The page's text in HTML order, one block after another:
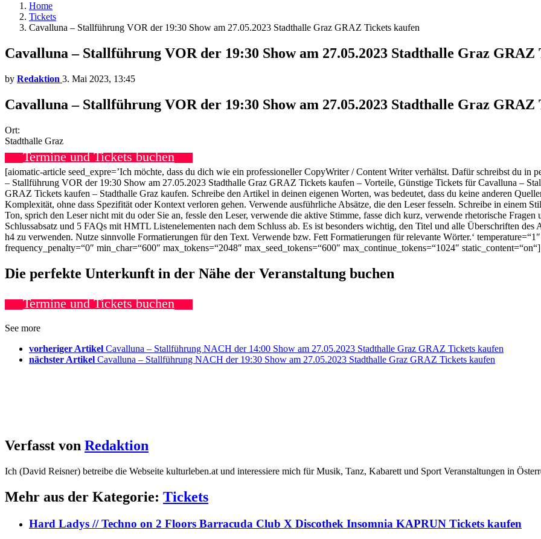
Home
Tickets
Cavalluna – Stallführung VOR der 19:30 Show am 27.05.2023 Stadthalle Graz GRAZ Tickets kaufen
Cavalluna – Stallführung VOR der 19:30 Show am 27.05.2023 Stadthalle Graz GRAZ
by Redaktion 3. Mai 2023, 13:45
Cavalluna – Stallführung VOR der 19:30 Show am 27.05.2023 Stadthalle Graz
Ort:
Stadthalle Graz
Termine und Tickets buchen
[aiomatic-article seed_expre=’Ich möchte, dass du dich wie ein professioneller CopyWriter / Content Writer verhältst. Dafür schreibst du in
– Stallführung VOR der 19:30 Show am 27.05.2023 Stadthalle Graz GRAZ Tickets kaufen – Vorteile, Günstige Tickets für Cavalluna –
GRAZ Tickets kaufen – Stadthalle Graz kaufen. Schreibe den Artikel in deinen eigenen Worten, was bedeutet, dass du keine anderen
Komplexität, ohne dass Spezifität oder Kontext verloren gehen. Verwende ausführliche Absätze, die den Leser fesseln. Schreibe in einem
Ton, sprich den Leser nicht mit du oder Sie an, fessle den Leser, verwende die aktive Stimme, fasse dich kurz, verwende rhetorische
Schlussabsatz und 5 FAQs mit HMTL Listenelementen nach dem Schluss ab. Es ist besonders wichtig, den Titel und alle Überschriften
h4 zu verwenden. Nutze sinnvolle Formatierungen für den Text. Verwende bzw. Fett Formatierungen für relevante Wörter.‘
frequency_penalty=“0″ min_char=“600″ max_tokens=“2048″ max_seed_tokens=“600″ max_continue_tokens=“1024″ static_content=“on“]
Die perfekte Unterkunft in der Nähe der Veranstaltung buchen
Termine und Tickets buchen
See more
vorheriger Artikel Cavalluna – Stallführung NACH der 14:00 Show am 27.05.2023 Stadthalle Graz GRAZ Tickets kaufen
nächster Artikel Cavalluna – Stallführung NACH der 19:30 Show am 27.05.2023 Stadthalle Graz GRAZ Tickets kaufen
Verfasst von Redaktion
Ich (David Reisner) betreibe die Webseite kulturleben.at und interessiere mich für Musik, Tanz, Kabarett und Sport Veranstaltungen in
Mehr aus der Kategorie: Tickets
Hard Ladys // Techno on 2 Floors Barracuda Club X Discothek Insomnia KAPRUN Tickets kaufen